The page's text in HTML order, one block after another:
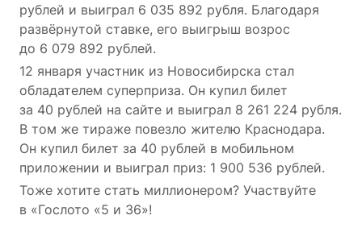
рублей и выиграл 6 035 892 рубля. Благодаря
развёрнутой ставке, его выигрыш возрос
до 6 079 892 рублей.
12 января участник из Новосибирска стал
обладателем суперприза. Он купил билет
за 40 рублей на сайте и выиграл 8 261 224 рубля.
В том же тираже повезло жителю Краснодара.
Он купил билет за 40 рублей в мобильном
приложении и выиграл приз: 1 900 536 рублей.
Тоже хотите стать миллионером? Участвуйте
в «Гослото «5 и 36»!